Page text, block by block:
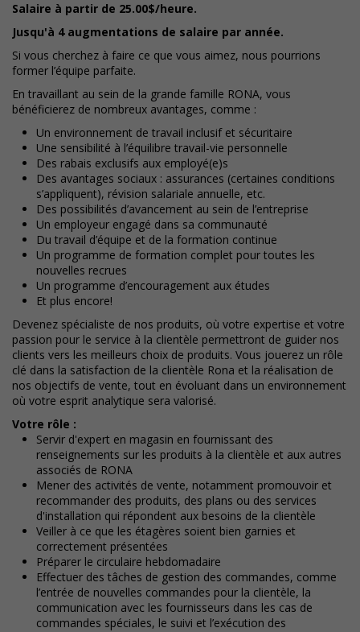
Salaire à partir de 25.00$/heure.
Jusqu'à 4 augmentations de salaire par année.
Si vous cherchez à faire ce que vous aimez, nous pourrions
former l’équipe parfaite.
En travaillant au sein de la grande famille RONA, vous
bénéficierez de nombreux avantages, comme :
Un environnement de travail inclusif et sécuritaire
Une sensibilité à l’équilibre travail-vie personnelle
Des rabais exclusifs aux employé(e)s
Des avantages sociaux : assurances (certaines conditions
s’appliquent), révision salariale annuelle, etc.
Des possibilités d’avancement au sein de l’entreprise
Un employeur engagé dans sa communauté
Du travail d’équipe et de la formation continue
Un programme de formation complet pour toutes les
nouvelles recrues
Un programme d’encouragement aux études
Et plus encore!
Devenez spécialiste de nos produits, où votre expertise et votre
passion pour le service à la clientèle permettront de guider nos
clients vers les meilleurs choix de produits. Vous jouerez un rôle
clé dans la satisfaction de la clientèle Rona et la réalisation de
nos objectifs de vente, tout en évoluant dans un environnement
où votre esprit analytique sera valorisé.
Votre rôle :
Servir d'expert en magasin en fournissant des
renseignements sur les produits à la clientèle et aux autres
associés de RONA
Mener des activités de vente, notamment promouvoir et
recommander des produits, des plans ou des services
d'installation qui répondent aux besoins de la clientèle
Veiller à ce que les étagères soient bien garnies et
correctement présentées
Préparer le circulaire hebdomadaire
Effectuer des tâches de gestion des commandes, comme
l’entrée de nouvelles commandes pour la clientèle, la
communication avec les fournisseurs dans les cas de
commandes spéciales, le suivi et l’exécution des